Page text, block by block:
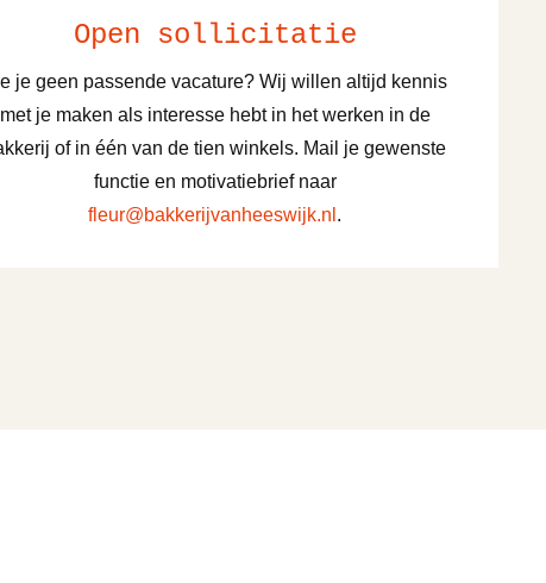
Open sollicitatie
je geen passende vacature? Wij willen altijd kennis
met je maken als interesse hebt in het werken in de
of in één van de tien winkels. Mail je gewenste
functie en motivatiebrief naar
fleur@bakkerijvanheeswijk.nl .